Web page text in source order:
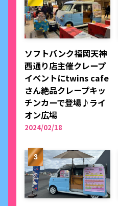
ソフトバンク福岡天神
西通り店主催クレープ
イベントにtwins cafe
さん絶品クレープキッ
チンカーで登場♪ライ
オン広場
2024/02/18